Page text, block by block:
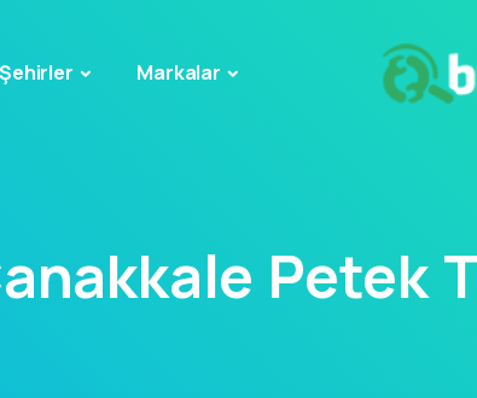
Şehirler Markalar
Petek